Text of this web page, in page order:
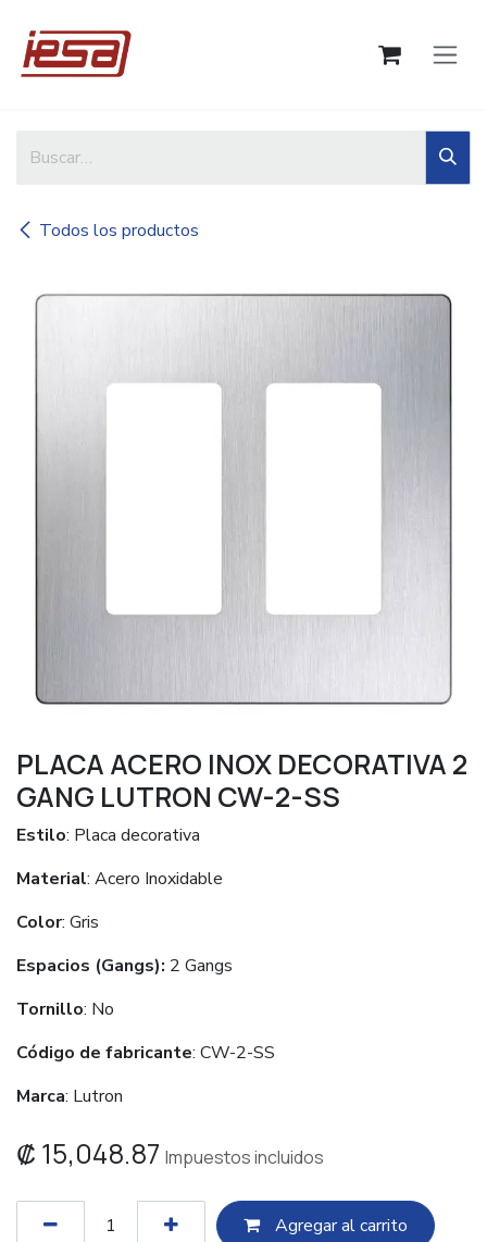
Todos los productos
PLACA ACERO INOX DECORATIVA 2
GANG LUTRON CW-2-SS
Estilo: Placa decorativa
Material: Acero Inoxidable
Color: Gris
Espacios (Gangs): 2 Gangs
Tornillo: No
Código de fabricante: CW-2-SS
Marca: Lutron
₡ 15,048.87 Impuestos incluidos
Agregar al c​​arrito